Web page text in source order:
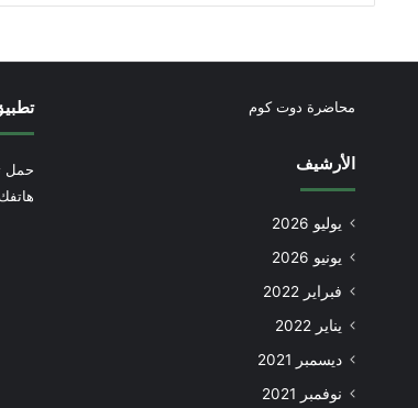
محاضرة دوت كوم
الأرشيف
يوليو 2026
يونيو 2026
فبراير 2022
يناير 2022
ديسمبر 2021
نوفمبر 2021
حمل